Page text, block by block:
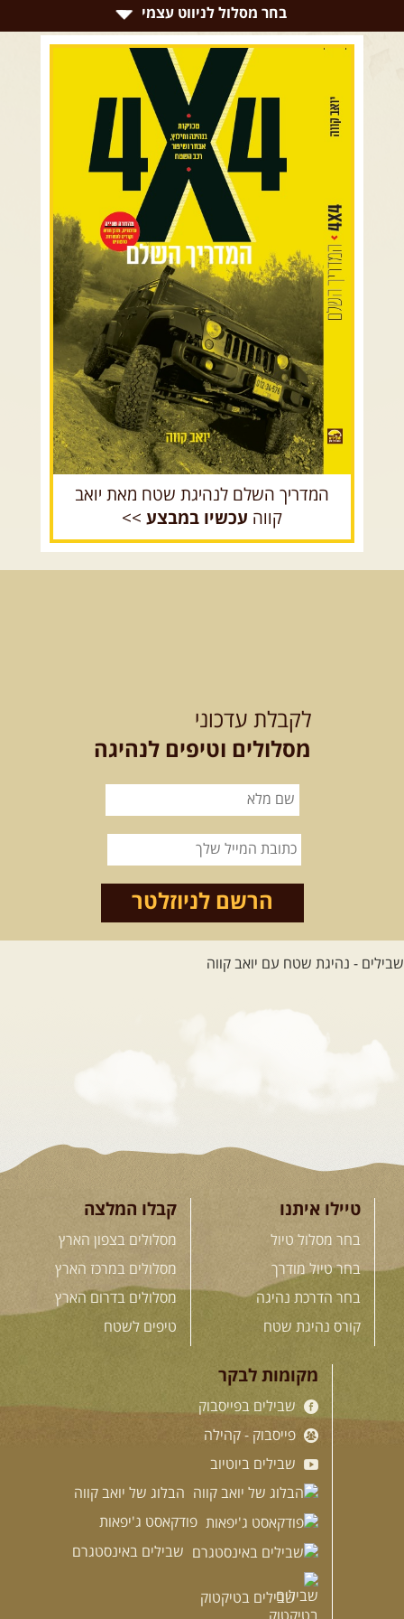
צרו קשר עם שבילים
אודות יואב קווה והאתר שבילים
בחר מסלול לניווט עצמי
רמת הגולן וגליל עליון
כרמל ורמות מנשה
בקעת הירדן והשומרון
השרון ומישור החוף
הרי ירושלים והשפלה
מדבר יהודה וים המלח
צפון ומערב הנגב
הר הנגב והערבה
רכב שטח רך רכב שטח קשוח
המדריך השלם לנהיגת שטח מאת יואב
קווה עכשיו במבצע >>
לקבלת עדכוני
מסלולים וטיפים לנהיגה
הרשם לניוזלטר
טיילו איתנו
בחר מסלול טיול
בחר טיול מודרך
בחר הדרכת נהיגה
קורס נהיגת שטח
קבלו המלצה
מסלולים בצפון הארץ
מסלולים במרכז הארץ
מסלולים בדרום הארץ
טיפים לשטח
מקומות לבקר
שבילים בפייסבוק
פייסבוק - קהילה
שבילים ביוטיוב
הבלוג של יואב קווה
פודקאסט ג'יפאות
שבילים באינסטגרם
שבילים בטיקטוק